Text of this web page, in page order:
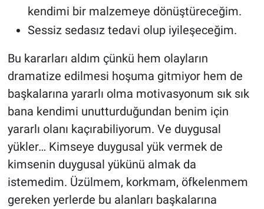
kendimi bir malzemeye dönüştüreceğim.
Sessiz sedasız tedavi olup iyileşeceğim.
Bu kararları aldım çünkü hem olayların
dramatize edilmesi hoşuma gitmiyor hem de
başkalarına yararlı olma motivasyonum sık sık
bana kendimi unutturduğundan benim için
yararlı olanı kaçırabiliyorum. Ve duygusal
yükler… Kimseye duygusal yük vermek de
kimsenin duygusal yükünü almak da
istemedim. Üzülmem, korkmam, öfkelenmem
gereken yerlerde bu alanları başkalarına
Popüler
Sağlık
Spor
Teknoloji
Türkiye'nin Geleceği
Türkiye'nin Gündemi